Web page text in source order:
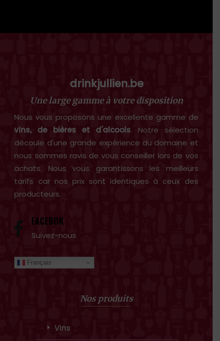
drinkjullien.be
Une large gamme à votre disposition
Nous vous proposons une excellente gamme de
vins, de bières et d'alcools. Notre sélection
découle d'une grande expérience du domaine et
nous sommes ravis de vous conseiller lors de vos
achats. Nous vous garantissons les meilleurs
tarifs car nos prix sont identiques à ceux des
producteurs.
FACEBOK
Suivez-nous
Français
Nos produits
Vins